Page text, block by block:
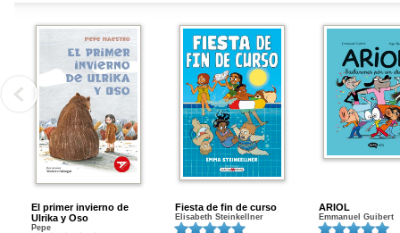
El primer invierno de
Ulrika y Oso
Pepe
Fiesta de fin de curso
Elisabeth Steinkellner
ARIOL
Emmanuel Guibert